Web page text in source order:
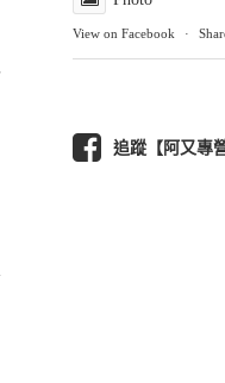
View on Facebook ·
追蹤【阿又專